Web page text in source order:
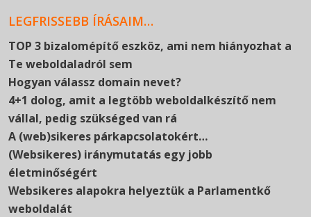
LEGFRISSEBB ÍRÁSAIM…
TOP 3 bizalomépítő eszköz, ami nem hiányozhat a
Te weboldaladról sem
Hogyan válassz domain nevet?
4+1 dolog, amit a legtöbb weboldalkészítő nem
vállal, pedig szükséged van rá
A (web)sikeres párkapcsolatokért…
(Websikeres) iránymutatás egy jobb
életminőségért
Websikeres alapokra helyeztük a Parlamentkő
weboldalát